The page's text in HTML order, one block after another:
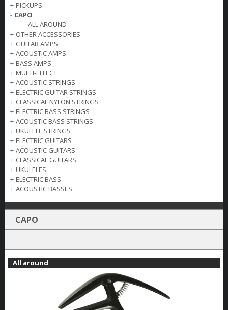
+ PICKUPS
- CAPO
ALL AROUND
+ OTHER ACCESSORIES
+ GUITAR AMPS
+ ACOUSTIC AMPS
+ BASS AMPS
+ MULTI-EFFECT
+ ACOUSTIC STRINGS
+ ELECTRIC GUITAR STRINGS
+ CLASSICAL NYLON STRINGS
+ ELECTRIC BASS STRINGS
+ ACOUSTIC BASS STRINGS
+ UKULELE STRINGS
+ ELECTRIC GUITARS
+ ACOUSTIC GUITARS
+ CLASSICAL GUITARS
+ UKULELES
+ ELECTRIC BASS
+ ACOUSTIC BASSES
CAPO
All around